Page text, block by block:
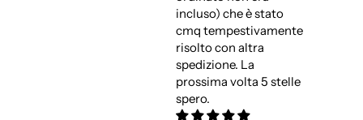
incluso) che è stato
cmq tempestivamente
risolto con altra
spedizione. La
prossima volta 5 stelle
spero.